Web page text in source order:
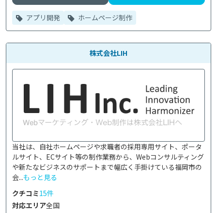
アプリ開発 ホームページ制作
株式会社LIH
当社は、自社ホームページや求職者の採用専用サイト、ポータ
ルサイト、ECサイト等の制作業務から、Webコンサルティング
や新たなビジネスのサポートまで幅広く手掛けている福岡市の
会...もっと見る
クチコミ15件
対応エリア全国